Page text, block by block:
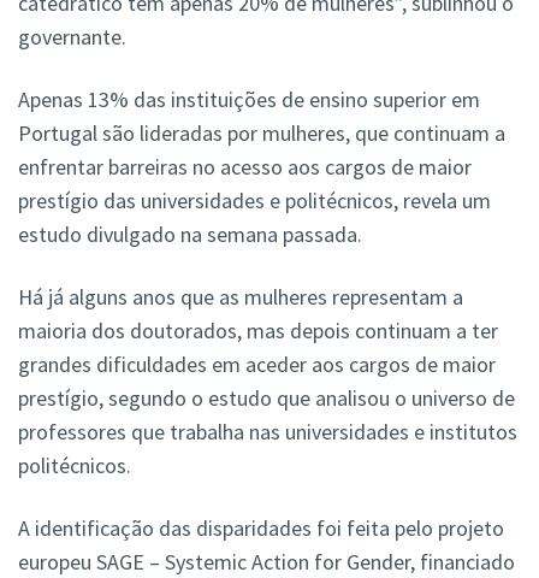
governante.
Apenas 13% das instituições de ensino superior em
Portugal são lideradas por mulheres, que continuam a
enfrentar barreiras no acesso aos cargos de maior
prestígio das universidades e politécnicos, revela um
estudo divulgado na semana passada.
Há já alguns anos que as mulheres representam a
maioria dos doutorados, mas depois continuam a ter
grandes dificuldades em aceder aos cargos de maior
prestígio, segundo o estudo que analisou o universo de
professores que trabalha nas universidades e institutos
politécnicos.
A identificação das disparidades foi feita pelo projeto
europeu SAGE – Systemic Action for Gender, financiado